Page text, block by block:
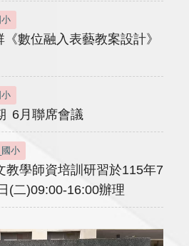
數位融入表藝教案設計》
6月聯席會議
小
教學師資培訓研習於115年7
(二)09:00-16:00辦理